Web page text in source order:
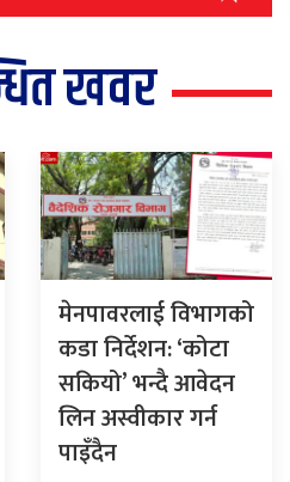
खवर
मेनपावरलाई विभागको
कडा निर्देशन: ‘कोटा
सकियो’ भन्दै आवेदन
लिन अस्वीकार गर्न
पाइँदैन